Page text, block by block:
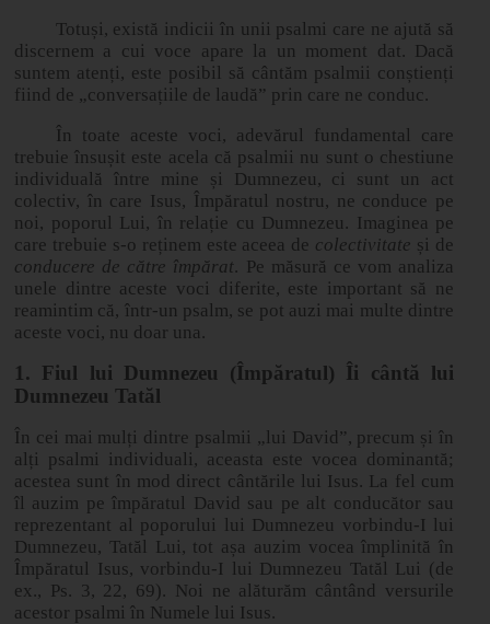
Totuși, există indicii în unii psalmi care ne ajută să
discernem a cui voce apare la un moment dat. Dacă
suntem atenți, este posibil să cântăm psalmii conștienți
fiind de „conversațiile de laudă” prin care ne conduc.
În toate aceste voci, adevărul fundamental care
trebuie însușit este acela că psalmii nu sunt o chestiune
individuală între mine și Dumnezeu, ci sunt un act
colectiv, în care Isus, Împăratul nostru, ne conduce pe
noi, poporul Lui, în relație cu Dumnezeu. Imaginea pe
care trebuie s-o reținem este aceea de colectivitate și de
conducere de către împărat . Pe măsură ce vom analiza
unele dintre aceste voci diferite, este important să ne
reamintim că, într-un psalm, se pot auzi mai multe dintre
aceste voci, nu doar una.
1. Fiul lui Dumnezeu (Împăratul) Îi cântă lui
Dumnezeu Tatăl
În cei mai mulți dintre psalmii „lui David”, precum și în
alți psalmi individuali, aceasta este vocea dominantă;
acestea sunt în mod direct cântările lui Isus. La fel cum
îl auzim pe împăratul David sau pe alt conducător sau
reprezentant al poporului lui Dumnezeu vorbindu-I lui
Dumnezeu, Tatăl Lui, tot așa auzim vocea împlinită în
Împăratul Isus, vorbindu-I lui Dumnezeu Tatăl Lui (de
ex., Ps. 3, 22, 69). Noi ne alăturăm cântând versurile
acestor psalmi în Numele lui Isus.